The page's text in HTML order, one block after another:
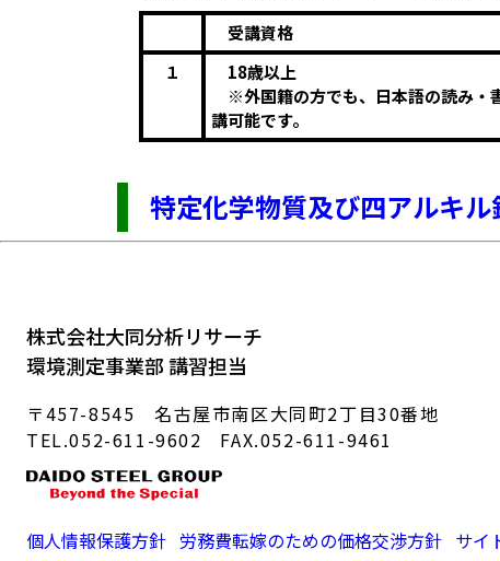
受講資格
１
18歳以上
※外国籍の方でも、日本語の読み・
講可能です。
特定化学物質及び四アルキ
株式会社大同分析リサーチ
環境測定事業部 講習担当
〒457-8545 名古屋市南区大同町2丁目30番地
TEL.052-611-9602 FAX.052-611-9461
個人情報保護方針 労務費転嫁のための価格交渉方針 サイ